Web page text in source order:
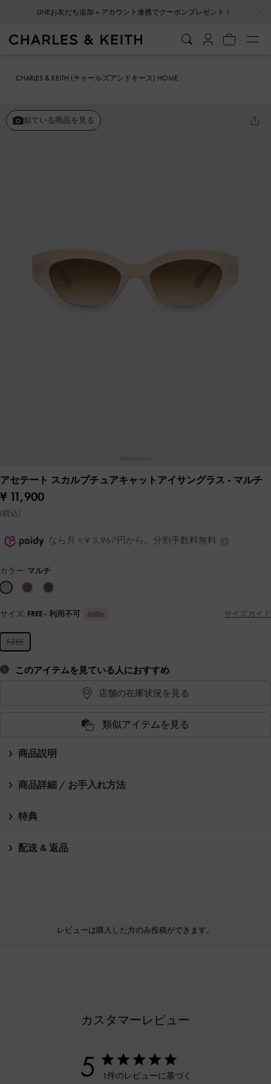
LINEお友だち追加＋アカウント連携でクーポンプレゼント！
CHARLES & KEITH (チャールズアンドキース) HOME
似ている商品を見る
アセテート スカルプチュアキャットアイサングラス - マルチ
¥ 11,900
(税込)
なら月々¥ 3,967円から。分割手数料無料
カラー: マルチ
サイズ: FREE - 利用不可 品切れ サイズガイド
FREE
このアイテムを見ている人におすすめ
店舗の在庫状況を見る
類似アイテムを見る
商品説明
商品詳細 / お手入れ方法
特典
配送 & 返品
レビューは購入した方のみ投稿ができます。
カスタマーレビュー
5 1件のレビューに基づく